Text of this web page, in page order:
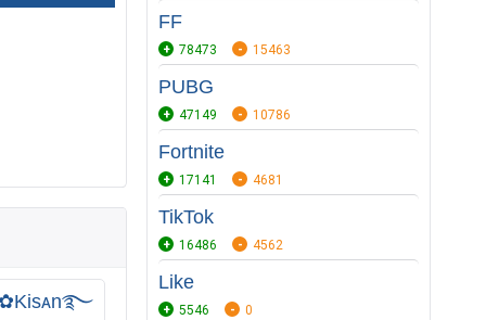
FF
78473 15463
PUBG
47149 10786
Fortnite
17141 4681
TikTok
16486 4562
Like
5546 0